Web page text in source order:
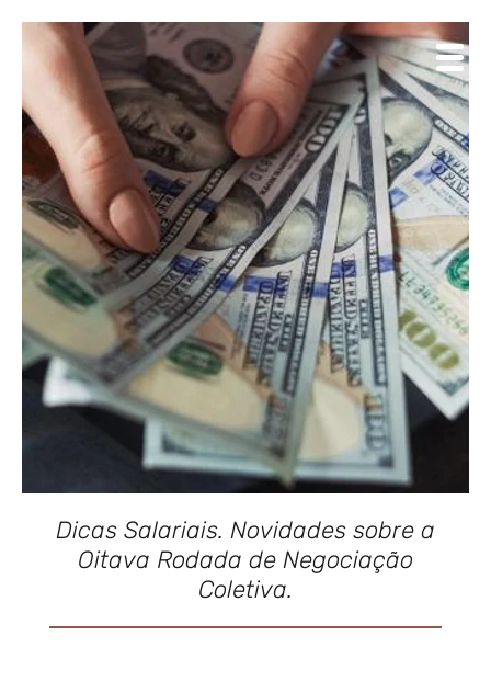
Dicas Salariais. Novidades sobre a
Oitava Rodada de Negociação
Coletiva.